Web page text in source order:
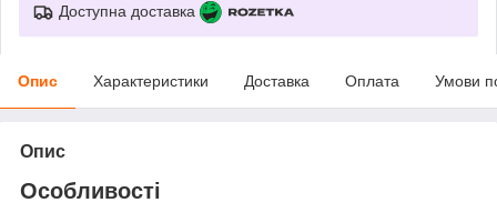
Доступна доставка
Опис Характеристики Доставка Оплата Умови
Опис
Особливості